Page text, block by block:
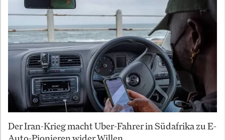
Der Iran-Krieg macht Uber-Fahrer in Südafrika zu E-